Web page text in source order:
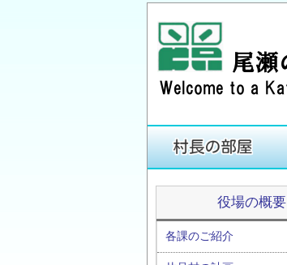
役場の概要
各課のご紹介